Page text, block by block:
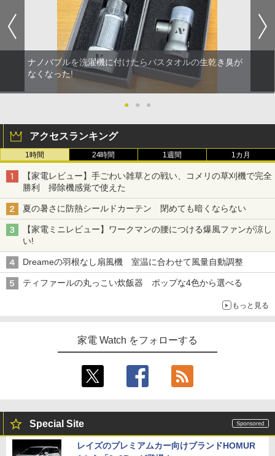
ナノバブルを洗濯機に付けたらバスタオルの生乾き臭が
なくなった!
● ● ●
アクセスランキング
1時間 24時間 1週間 1カ月
【家電レビュー】手ごわい雑草との戦い、コメリの草刈機で完全
勝利 掃除機感覚で使えた
夏の暑さに防熱シールドカーテン 閉めても暗くならない
【家電ミニレビュー】ワークマンの腰につける爆風ファンが涼し
い!
Dreameの羽根なし扇風機 室温に合わせて風量自動調整
ティファールの丸っこい炊飯器 ポップな4色から選べる
もっと見る
家電 Watch をフォローする
Special Site
レイズのプレミアムカー向けブランドHOMUR